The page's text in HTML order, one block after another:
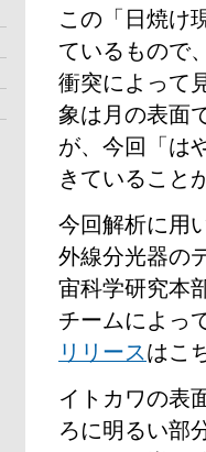
この「日焼け
ているもので
衝突によって
象は月の表面
が、今回「は
きていること
今回解析に用
外線分光器の
宙科学研究本
チームによっ
リリースはこ
イトカワの表
ろに明るい部